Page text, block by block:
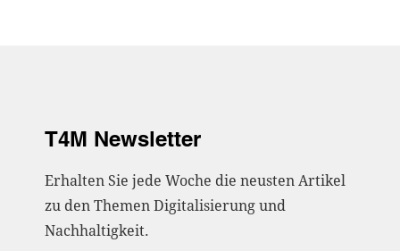
T4M Newsletter
Erhalten Sie jede Woche die neusten Artikel
zu den Themen Digitalisierung und
Nachhaltigkeit.